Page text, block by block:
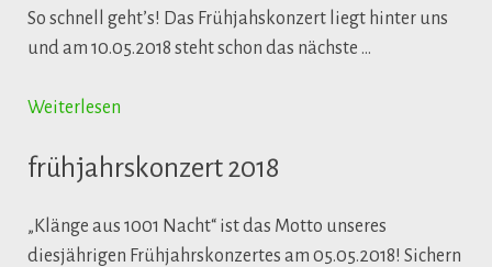
So schnell geht’s! Das Frühjahskonzert liegt hinter uns
und am 10.05.2018 steht schon das nächste …
Weiterlesen
frühjahrskonzert 2018
„Klänge aus 1001 Nacht“ ist das Motto unseres
diesjährigen Frühjahrskonzertes am 05.05.2018! Sichern